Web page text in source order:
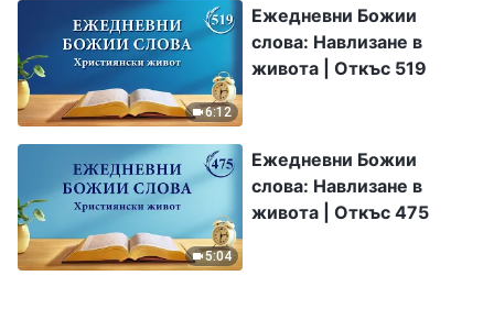
6:12
Ежедневни Божии
слова: Навлизане в
живота | Откъс 519
5:04
Ежедневни Божии
слова: Навлизане в
живота | Откъс 475